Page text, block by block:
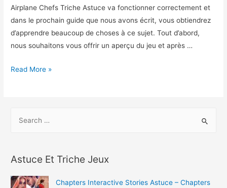
Airplane Chefs Triche Astuce va fonctionner correctement et
dans le prochain guide que nous avons écrit, vous obtiendrez
d’apprendre beaucoup de choses à ce sujet. Tout d’abord,
nous souhaitons vous offrir un aperçu du jeu et après …
Airplane
Airplane
Gemmes
Pieces
Read More »
h
Astuce Et Triche Jeux
Chapters Interactive Stories Astuce – Chapters